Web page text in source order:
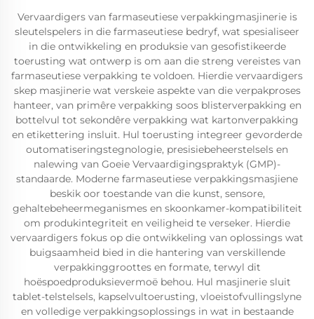
Vervaardigers van farmaseutiese verpakkingmasjinerie is
sleutelspelers in die farmaseutiese bedryf, wat spesialiseer
in die ontwikkeling en produksie van gesofistikeerde
toerusting wat ontwerp is om aan die streng vereistes van
farmaseutiese verpakking te voldoen. Hierdie vervaardigers
skep masjinerie wat verskeie aspekte van die verpakproses
hanteer, van primêre verpakking soos blisterverpakking en
bottelvul tot sekondêre verpakking wat kartonverpakking
en etikettering insluit. Hul toerusting integreer gevorderde
outomatiseringstegnologie, presisiebeheerstelsels en
nalewing van Goeie Vervaardigingspraktyk (GMP)-
standaarde. Moderne farmaseutiese verpakkingsmasjiene
beskik oor toestande van die kunst, sensore,
gehaltebeheermeganismes en skoonkamer-kompatibiliteit
om produkintegriteit en veiligheid te verseker. Hierdie
vervaardigers fokus op die ontwikkeling van oplossings wat
buigsaamheid bied in die hantering van verskillende
verpakkinggroottes en formate, terwyl dit
hoëspoedproduksievermoë behou. Hul masjinerie sluit
tablet-telstelsels, kapselvultoerusting, vloeistofvullingslyne
en volledige verpakkingsoplossings in wat in bestaande